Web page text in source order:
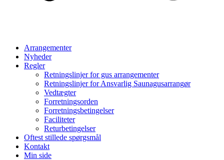
Arrangementer
Nyheder
Regler
Retningslinjer for gus arrangementer
Retningslinjer for Ansvarlig Saunagusarrangør
Vedtægter
Forretningsorden
Forretningsbetingelser
Faciliteter
Returbetingelser
Oftest stillede spørgsmål
Kontakt
Min side